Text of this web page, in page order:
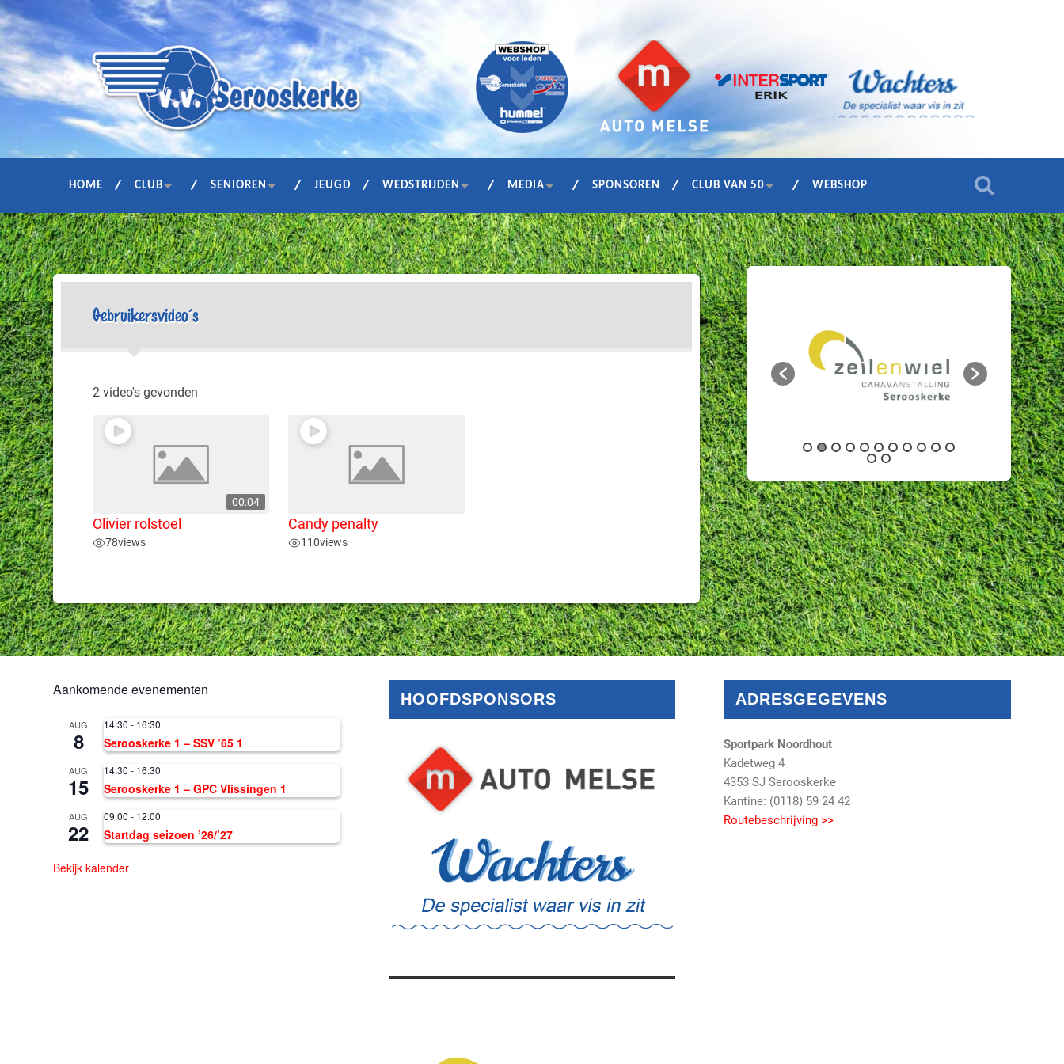
HOME CLUB SENIOREN JEUGD WEDSTRIJDEN MEDIA SPONSOREN CLUB VAN 50 WEBSHOP
Gebruikersvideo’s
2 video's gevonden
00:04
Olivier rolstoel
78views
Candy penalty
110views
Aankomende evenementen
AUG
8
14:30 - 16:30
Serooskerke 1 – SSV ’65 1
AUG
15
14:30 - 16:30
Serooskerke 1 – GPC Vlissingen 1
AUG
22
09:00 - 12:00
Startdag seizoen ’26/’27
Bekijk kalender
HOOFDSPONSORS ADRESGEGEVENS
Sportpark Noordhout
Kadetweg 4
4353 SJ Serooskerke
Kantine: (0118) 59 24 42
Routebeschrijving >>